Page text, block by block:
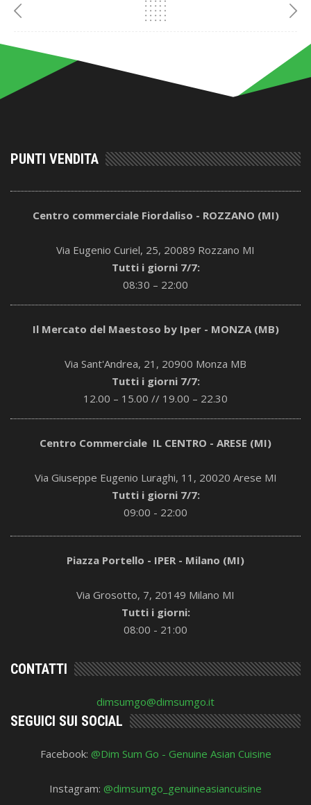
PUNTI VENDITA
Centro commerciale Fiordaliso - ROZZANO (MI)
Via Eugenio Curiel, 25, 20089 Rozzano MI
Tutti i giorni 7/7:
08:30 – 22:00
Il Mercato del Maestoso by Iper - MONZA (MB)
Via Sant'Andrea, 21, 20900 Monza MB
Tutti i giorni 7/7:
12.00 – 15.00 // 19.00 – 22.30
Centro Commerciale IL CENTRO - ARESE (MI)
Via Giuseppe Eugenio Luraghi, 11, 20020 Arese MI
Tutti i giorni 7/7:
09:00 - 22:00
Piazza Portello - IPER - Milano (MI)
Via Grosotto, 7, 20149 Milano MI
Tutti i giorni:
08:00 - 21:00
CONTATTI
dimsumgo@dimsumgo.it
SEGUICI SUI SOCIAL
Facebook: @Dim Sum Go - Genuine Asian Cuisine
Instagram: @dimsumgo_genuineasiancuisine